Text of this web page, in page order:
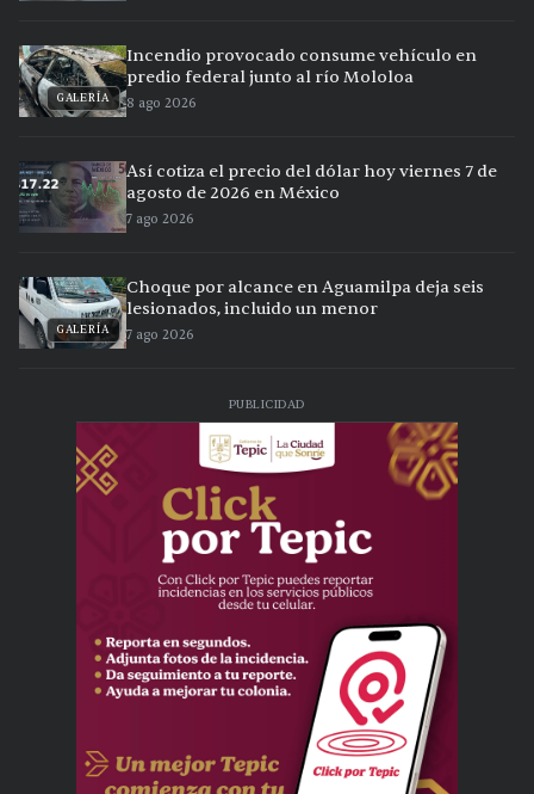
GALERÍA
Incendio provocado consume vehículo en
predio federal junto al río Mololoa
8 ago 2026
Así cotiza el precio del dólar hoy viernes 7 de
agosto de 2026 en México
7 ago 2026
GALERÍA
Choque por alcance en Aguamilpa deja seis
lesionados, incluido un menor
7 ago 2026
PUBLICIDAD